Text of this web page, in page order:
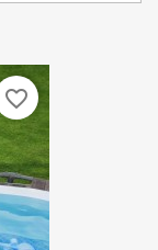
favorite_border